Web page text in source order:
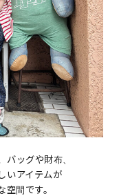
バッグや財布、
いアイテムが
間です。